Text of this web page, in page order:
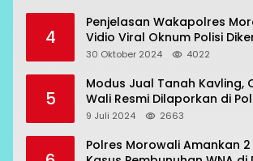
4
Penjelasan Wakapolres
Vidio Viral Oknum Polisi
Bahodopi
30 Oktober 2024 4022
5
Modus Jual Tanah Kavling,
Wali Resmi Dilaporkan di
9 Juli 2024 2663
Polres Morowali Amankan